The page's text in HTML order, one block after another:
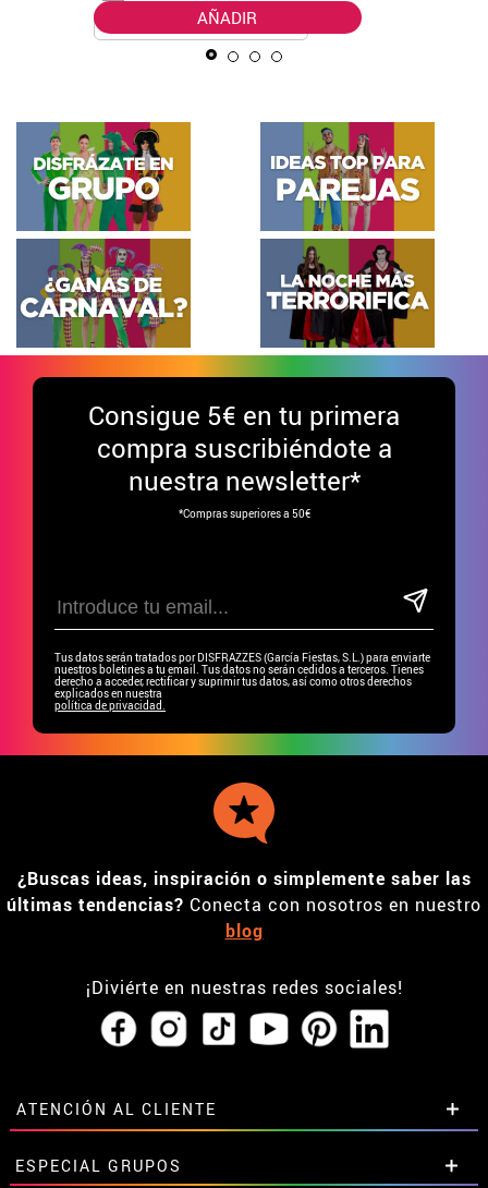
AÑADIR
Consigue 5€ en tu primera
compra suscribiéndote a
nuestra newsletter*
*Compras superiores a 50€
Tus datos serán tratados por DISFRAZZES (García Fiestas, S.L.) para enviarte
nuestros boletines a tu email. Tus datos no serán cedidos a terceros. Tienes
derecho a acceder, rectificar y suprimir tus datos, así como otros derechos
explicados en nuestra
política de privacidad.
¿Buscas ideas, inspiración o simplemente saber las
últimas tendencias? Conecta con nosotros en nuestro
blog
¡Diviérte en nuestras redes sociales!
ATENCIÓN AL CLIENTE
• Horario tienda IBI
ESPECIAL GRUPOS